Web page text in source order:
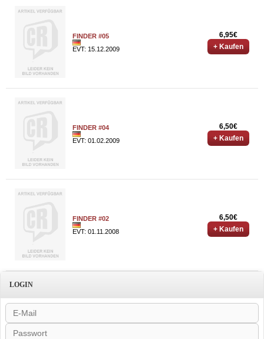
FINDER #05
EVT: 15.12.2009
6,95€
+ Kaufen
FINDER #04
EVT: 01.02.2009
6,50€
+ Kaufen
FINDER #02
EVT: 01.11.2008
6,50€
+ Kaufen
LOGIN